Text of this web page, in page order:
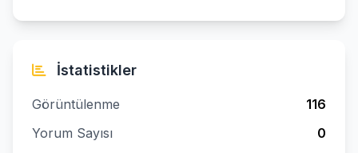
İstatistikler
Görüntülenme
116
Yorum Sayısı
0